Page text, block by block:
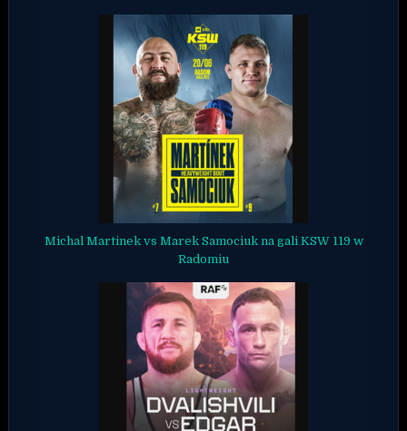
Michal Martinek vs Marek Samociuk na gali KSW 119 w
Radomiu